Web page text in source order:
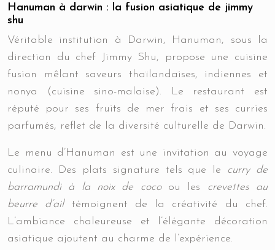
Hanuman à darwin : la fusion asiatique de jimmy
shu
Véritable institution à Darwin, Hanuman, sous la
direction du chef Jimmy Shu, propose une cuisine
fusion mêlant saveurs thaïlandaises, indiennes et
nonya (cuisine sino-malaise). Le restaurant est
réputé pour ses fruits de mer frais et ses curries
parfumés, reflet de la diversité culturelle de Darwin.
Le menu d’Hanuman est une invitation au voyage
culinaire. Des plats signature tels que le curry de
barramundi à la noix de coco ou les crevettes au
beurre d’ail témoignent de la créativité du chef.
L’ambiance chaleureuse et l’élégante décoration
asiatique ajoutent au charme de l’expérience.